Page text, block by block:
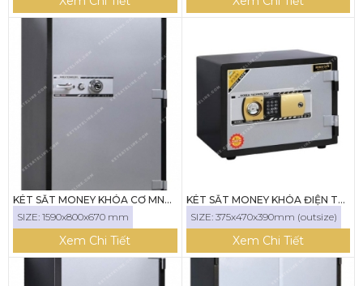
KÉT SẮT MONEY KHÓA CƠ MNS-
SIZE: 1590x800x670 mm
Xem Chi Tiết
KÉT SẮT MONEY KHÓA ĐIỆN TỬ
SIZE: 375x470x390mm (outsize)
Xem Chi Tiết